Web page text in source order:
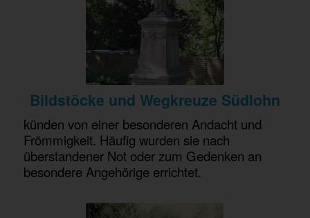
Bildstöcke und Wegkreuze Südlohn
künden von einer besonderen Andacht und
Frömmigkeit. Häufig wurden sie nach
überstandener Not oder zum Gedenken an
besondere Angehörige errichtet.